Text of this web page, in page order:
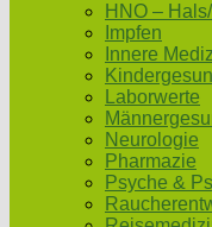
HNO –
Impfen
Innere
Laborwerte
Neurologie
Pharmazie
Psyche &